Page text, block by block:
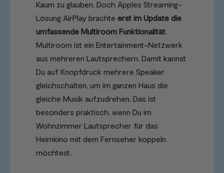
Kaum zu glauben. Doch Apples Streaming-
Lösung AirPlay brachte erst im Update die
umfassende Multiroom Funktionalität.
Multiroom ist ein Entertainment-Netzwerk
aus mehreren Lautsprechern. Damit kannst
Du auf Knopfdruck mehrere Speaker
gleichschalten, um im ganzen Haus die
gleiche Musik aufzudrehen. Das ist
besonders praktisch, wenn Du im
Wohnzimmer Lautsprecher für das
Heimkino mit dem Fernseher koppeln
möchtest.